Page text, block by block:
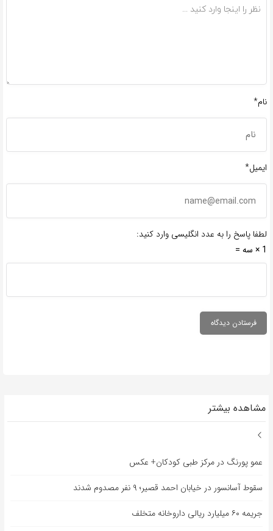
نام*
ایمیل*
لطفا پاسخ را به عدد انگلیسی وارد کنید:
1 × سه =
مشاهده بیشتر
عمو پورنگ در مرکز طبی کودکان+ عکس
سقوط آسانسور در خیابان احمد قصیر؛ ۹ نفر مصدوم شدند
جریمه ۶۰ میلیارد ریالی داروخانه متخلف